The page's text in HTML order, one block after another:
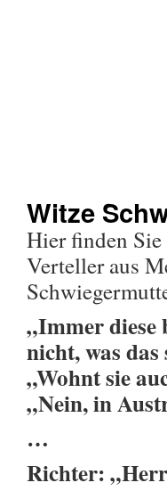
Witze
Hier finden
Verteller aus
„Immer diese
nicht, was
„Wohnt sie
„Nein, in
…
Richter: